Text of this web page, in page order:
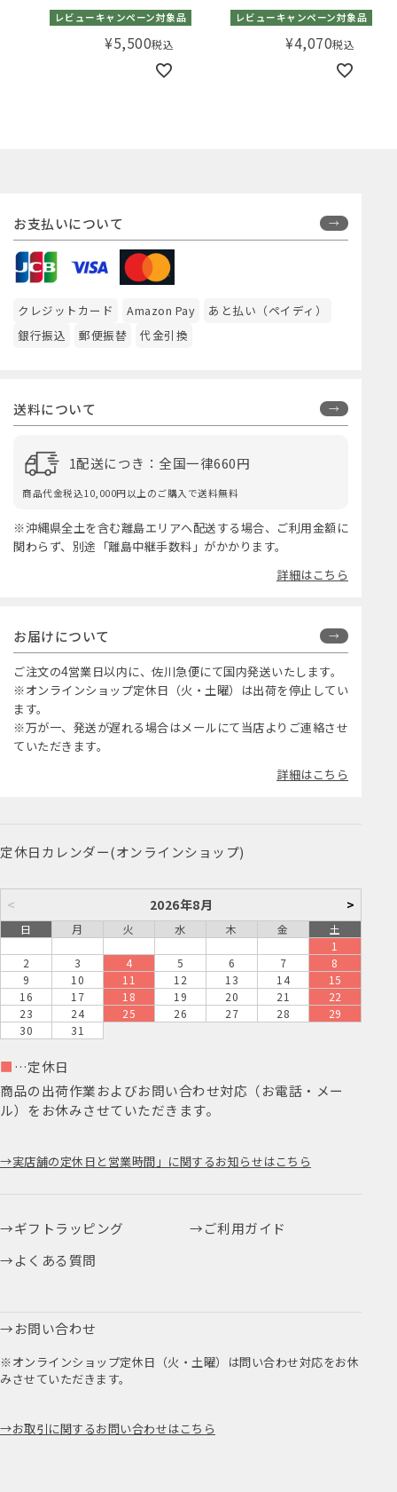
テクションTアップR+50mL
レビューキャンペーン対象品
¥5,500税込
テクションTUティント
レビューキャンペーン対象品
¥4,070税込
ク
お支払いについて
クレジットカード Amazon Pay
あと払い（ペイディ）
銀行振込
郵便振替 代金引換
送料について
1配送につき：全国一律660円
商品代金税込10,000円以上のご購入で送料無料
※沖縄県全土を含む離島エリアへ配送する場合、ご利用金額に
関わらず、別途「離島中継手数料」がかかります。
詳細はこちら
お届けについて
ご注文の4営業日以内に、佐川急便にて国内発送いたします。
※オンラインショップ定休日（火・土曜）は出荷を停止してい
ます。
※万が一、発送が遅れる場合はメールにて当店よりご連絡させ
ていただきます。
詳細はこちら
定休日カレンダー(オンラインショップ)
< 2026年8月 >
日 月 火 水 木 金
土
1
2
3 4 5 6 7
8
9
10 11 12 13 14
15
16
17 18 19 20 21
22
23
24 25 26 27 28
29
30
31
■ …定休日
商品の出荷作業およびお問い合わせ対応（お電話・メー
ル）をお休みさせていただきます。
実店舗の定休日と営業時間」に関するお知らせはこちら
ギフトラッピング
ご利用ガイド
よくある質問
お問い合わせ
※オンラインショップ定休日（火・土曜）は問い合わせ対応をお休
みさせていただきます。
お取引に関するお問い合わせはこちら